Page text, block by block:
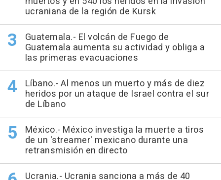
ucraniana de la región de Kursk
Guatemala.- El volcán de Fuego de
Guatemala aumenta su actividad y obliga a
las primeras evacuaciones
Líbano.- Al menos un muerto y más de diez
heridos por un ataque de Israel contra el sur
de Líbano
México.- México investiga la muerte a tiros
de un 'streamer' mexicano durante una
retransmisión en directo
Ucrania.- Ucrania sanciona a más de 40